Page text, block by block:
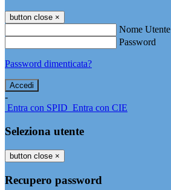
button close ×
Nome Utente
Password
Password dimenticata?
-
Entra con SPID Entra con CIE
Seleziona utente
button close ×
Recupero password